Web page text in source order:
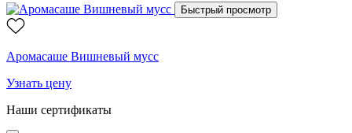
Быстрый просмотр
Аромасаше Вишневый мусс
Узнать цену
Наши сертификаты